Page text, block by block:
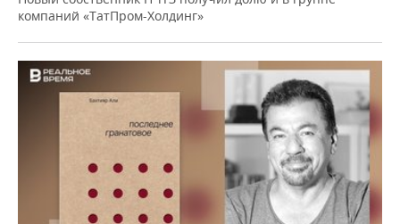
компаний «ТатПром-Холдинг»